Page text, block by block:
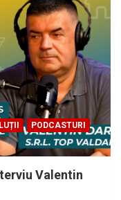
PODCASTURI
Valentin